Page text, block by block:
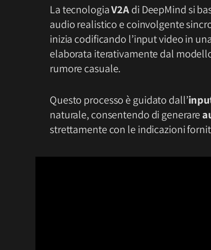
La tecnologiaV2Adi DeepMind si
audio realistico e coinvolgente
inizia codificando l’input video in
elaborata iterativamente dal
rumore casuale.
Questo processo è guidato dall’
naturale, consentendo di generare
strettamente con le indicazioni